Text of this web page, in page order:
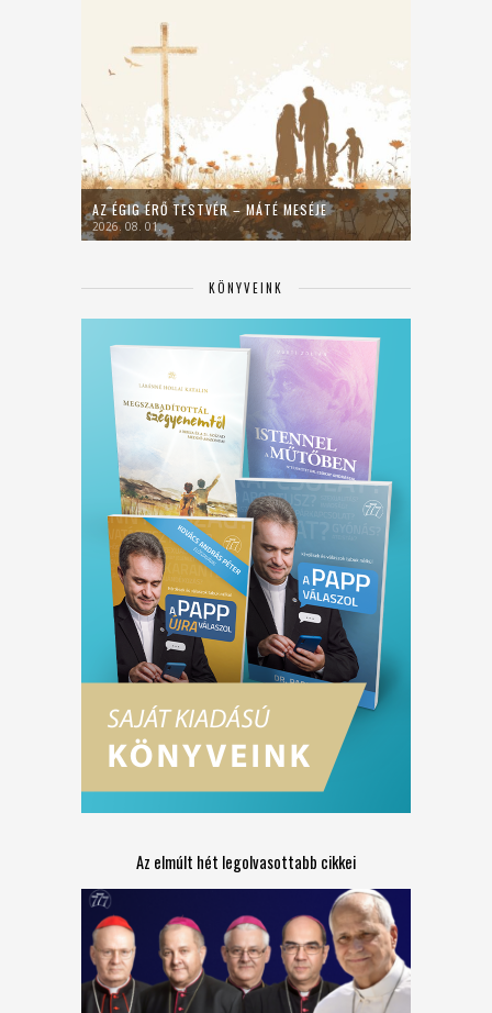
AZ ÉGIG ÉRŐ TESTVÉR – MÁTÉ MESÉJE
2026. 08. 01.
KÖNYVEINK
Az elmúlt hét legolvasottabb cikkei